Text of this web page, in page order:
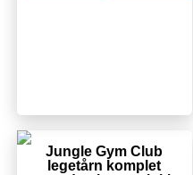
Jungle Gym Club
legetårn komplet